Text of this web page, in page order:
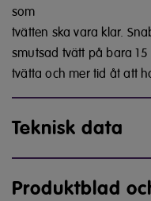
som
tvätten ska vara klar.
smutsad tvätt på bara
tvätta och mer tid åt att
Teknisk data
Produktblad